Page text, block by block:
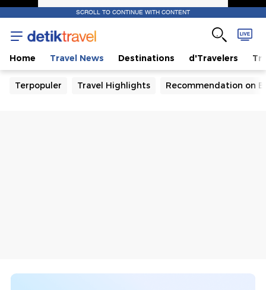
SCROLL TO CONTINUE WITH CONTENT
Home Travel News Destinations d'Travelers
Terpopuler Travel Highlights Recommendation on